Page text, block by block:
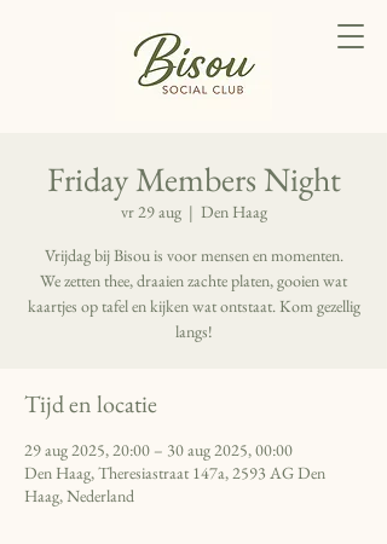
Friday Members Night
vr 29 aug
  |
Den Haag
Vrijdag bij Bisou is voor mensen en momenten.
We zetten thee, draaien zachte platen, gooien wat
kaartjes op tafel en kijken wat ontstaat. Kom gezellig
langs!
Tijd en locatie
29 aug 2025, 20:00 – 30 aug 2025, 00:00
Den Haag, Theresiastraat 147a, 2593 AG Den
Haag, Nederland